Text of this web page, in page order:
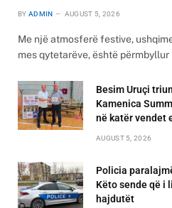
BY ADMIN AUGUST 5, 2026
Me një atmosferë festive,
mes qytetarëve, është
Besim Uruçi
Kamenica
në katër vendet
AUGUST 5, 2026
Policia
Këto sende që i
hajdutët